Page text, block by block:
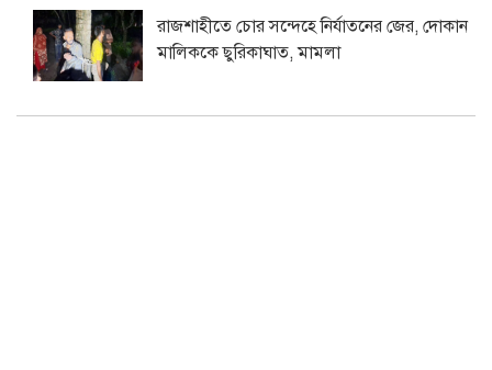
রাজশাহীতে চোর সন্দেহে নির্যাতনের জের, দোকান
মালিককে ছুরিকাঘাত, মামলা